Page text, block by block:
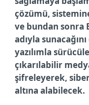
çözümü,
ve bundan sonra
adıyla
yazılımla
çıkarılabilir
şifreleyerek, siber
altına alabilecek.